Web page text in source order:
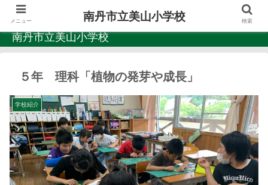
南丹市立美山小学校
５年 理科「植物の発芽や成長」
学校紹介
メニュー 南丹市立美山小学校 検索